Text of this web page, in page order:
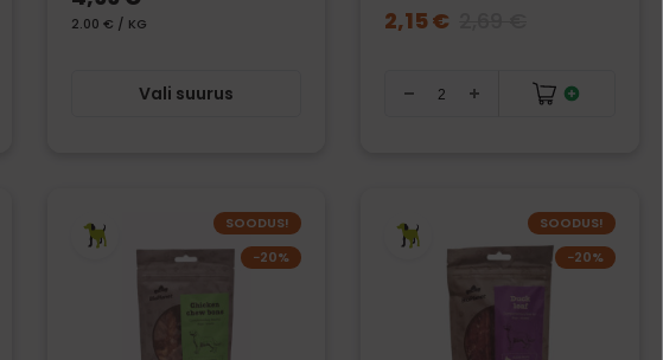
2.00 € / KG
Vali suurus
2,15 €
SOODUS!
−20%
SOODUS!
−20%